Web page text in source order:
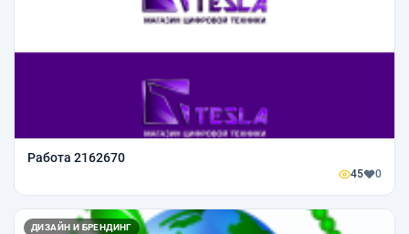
Работа 2162670
45 0
ДИЗАЙН И БРЕНДИНГ